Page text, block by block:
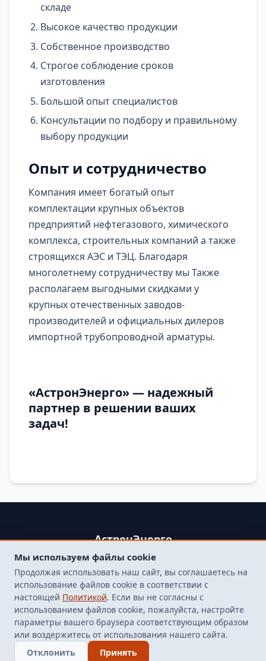
складе
Высокое качество продукции
Собственное производство
Строгое соблюдение сроков
изготовления
Большой опыт специалистов
Консультации по подбору и правильному
выбору продукции
Опыт и сотрудничество
Компания имеет богатый опыт
комплектации крупных объектов
предприятий нефтегазового, химического
комплекса, строительных компаний а также
строящихся АЭС и ТЭЦ. Благодаря
многолетнему сотрудничеству мы Также
располагаем выгодными скидками у
крупных отечественных заводов-
производителей и официальных дилеров
импортной трубопроводной арматуры.
«АстронЭнерго» — надежный
партнер в решении ваших
задач!
АстронЭнерго
+79250499357 , +74998417015
107564, г. Москва, пр-д Погонный, д. 1 к. 9, помещение 10Н.
Бесплатная доставка до терминала транспортной
компанией в Москве
finarm98@mail.ru
© 2026 Все права защищены
Мы используем файлы cookie
Продолжая использовать наш сайт, вы соглашаетесь на
использование файлов cookie в соответствии с
настоящей Политикой. Если вы не согласны с
использованием файлов cookie, пожалуйста, настройте
параметры вашего браузера соответствующим образом
или воздержитесь от использования нашего сайта.
Отклонить
Принять